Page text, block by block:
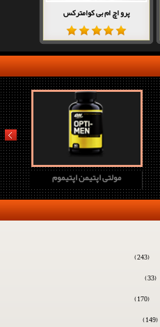
پرو اچ ام بی کوامترکس
مولتی اپتیمن اپتیموم
prev
(243)
(33)
(170)
(149)